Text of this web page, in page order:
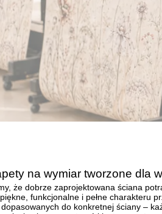
na wymiar tworzone dla
że dobrze zaprojektowana ściana
funkcjonalne i pełne charakteru
do konkretnej ściany –